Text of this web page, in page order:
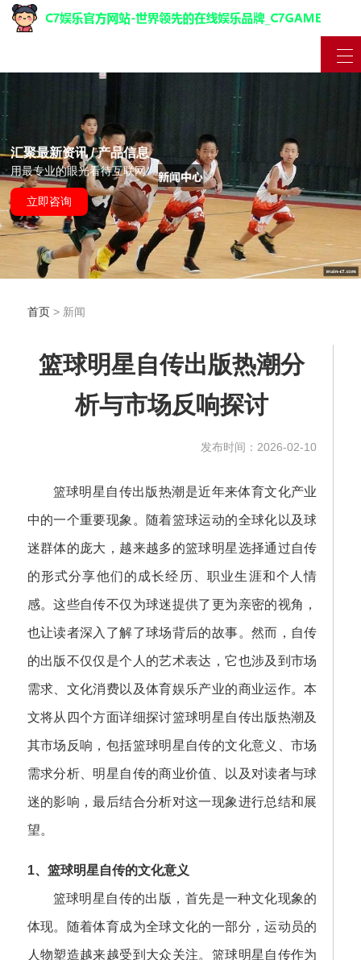
汇聚最新资讯 / 产品信息
用最专业的眼光看待互联网
立即咨询
首页> 新闻
篮球明星自传出版热潮分
析与市场反响探讨
发布时间：2026-02-10
篮球明星自传出版热潮是近年来体育文化产业
中的一个重要现象。随着篮球运动的全球化以及球
迷群体的庞大，越来越多的篮球明星选择通过自传
的形式分享他们的成长经历、职业生涯和个人情
感。这些自传不仅为球迷提供了更为亲密的视角，
也让读者深入了解了球场背后的故事。然而，自传
的出版不仅仅是个人的艺术表达，它也涉及到市场
需求、文化消费以及体育娱乐产业的商业运作。本
文将从四个方面详细探讨篮球明星自传出版热潮及
其市场反响，包括篮球明星自传的文化意义、市场
需求分析、明星自传的商业价值、以及对读者与球
迷的影响，最后结合分析对这一现象进行总结和展
望。
1、篮球明星自传的文化意义
篮球明星自传的出版，首先是一种文化现象的
体现。随着体育成为全球文化的一部分，运动员的
人物塑造越来越受到大众关注。篮球明星自传作为